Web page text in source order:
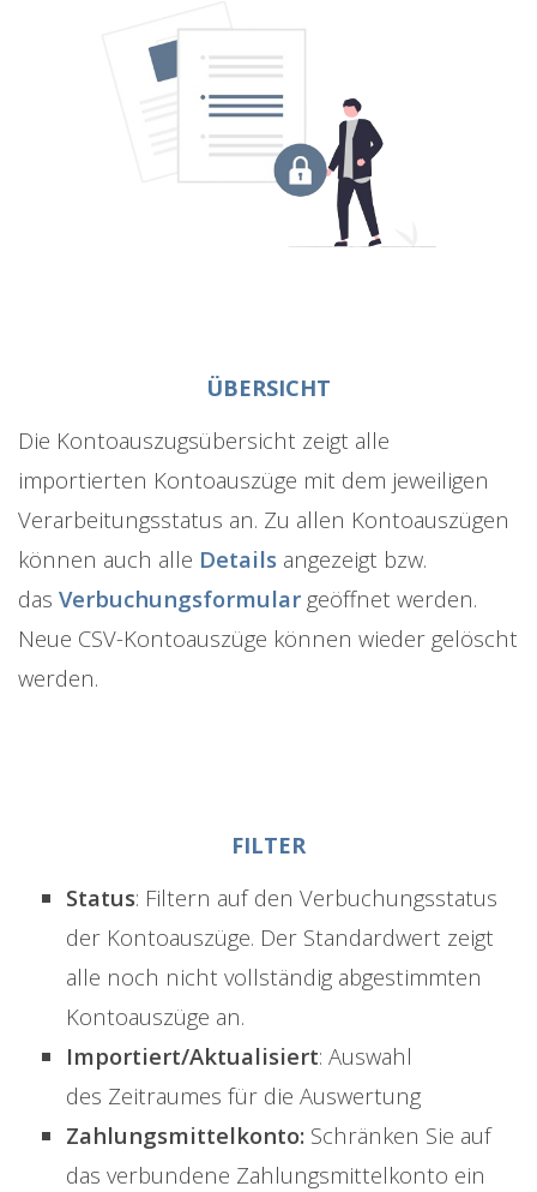
ÜBERSICHT
Die Kontoauszugsübersicht zeigt alle
importierten Kontoauszüge mit dem jeweiligen
Verarbeitungsstatus an. Zu allen Kontoauszügen
können auch alle Details angezeigt bzw.
das Verbuchungsformular geöffnet werden.
Neue CSV-Kontoauszüge können wieder gelöscht
werden.
FILTER
Status: Filtern auf den Verbuchungsstatus
der Kontoauszüge. Der Standardwert zeigt
alle noch nicht vollständig abgestimmten
Kontoauszüge an.
Importiert/Aktualisiert: Auswahl
des Zeitraumes für die Auswertung
Zahlungsmittelkonto: Schränken Sie auf
das verbundene Zahlungsmittelkonto ein